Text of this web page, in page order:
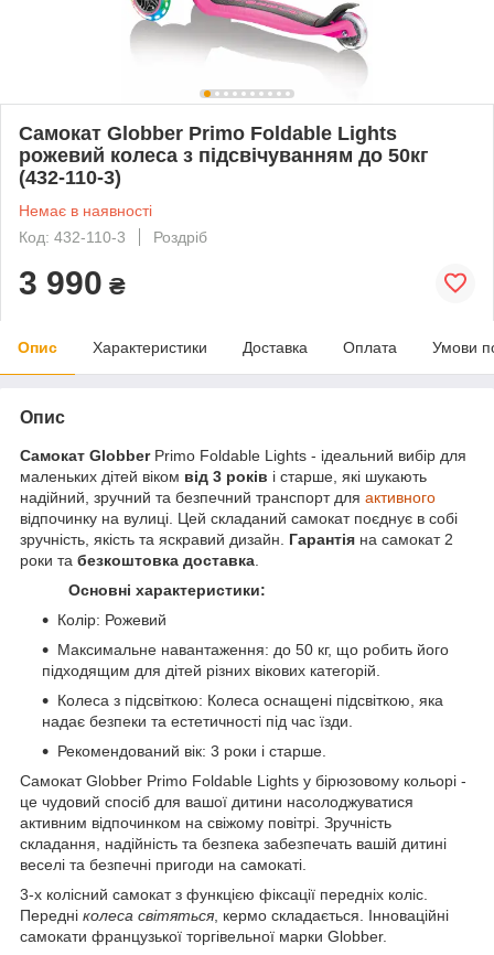
Самокат Globber Primo Foldable Lights
рожевий колеса з підсвічуванням до 50кг
(432-110-3)
Немає в наявності
Код: 432-110-3
Роздріб
3 990 ₴
Опис Характеристики Доставка Оплата Умови
Опис
Самокат GlobberPrimo Foldable Lights - ідеальний вибір для
маленьких дітей віком від 3 років і старше, які шукають
надійний, зручний та безпечний транспорт для активного
відпочинку на вулиці. Цей складаний самокат поєднує в собі
зручність, якість та яскравий дизайн. Гарантія на самокат 2
роки та безкоштовка доставка
Основні характеристики:
Колір: Рожевий
Максимальне навантаження: до 50 кг, що робить його
підходящим для дітей різних вікових категорій.
Колеса з підсвіткою: Колеса оснащені підсвіткою, яка
надає безпеки та естетичності під час їзди.
Рекомендований вік: 3 роки і старше.
Самокат Globber Primo Foldable Lights у бірюзовому кольорі -
це чудовий спосіб для вашої дитини насолоджуватися
активним відпочинком на свіжому повітрі. Зручність
складання, надійність та безпека забезпечать вашій дитині
веселі та безпечні пригоди на самокаті.
3-х колісний самокат з функцією фіксації передніх коліс.
Передні колеса світяться , кермо складається. Інноваційні
самокати французької торгівельної марки Globber.